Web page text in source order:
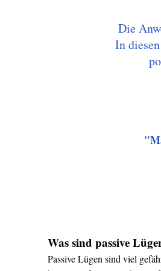
Die
In
Was sind passive
Passive Lügen sind viel